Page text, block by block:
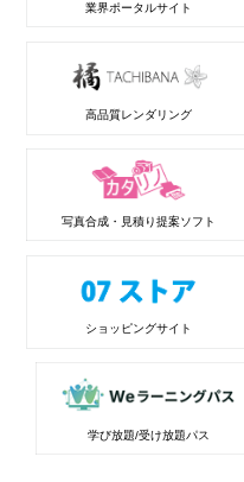
業界ポータルサイト
高品質レンダリング
写真合成・見積り提案ソフト
ショッピングサイト
学び放題/受け放題パス